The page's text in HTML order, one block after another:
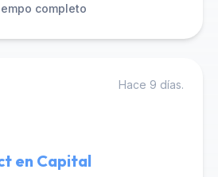
completo
Hace 9 días.
en Capital